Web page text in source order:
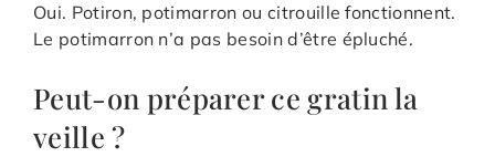
Oui. Potiron, potimarron ou citrouille fonctionnent.
Le potimarron n’a pas besoin d’être épluché.
Peut-on préparer ce gratin la
veille ?